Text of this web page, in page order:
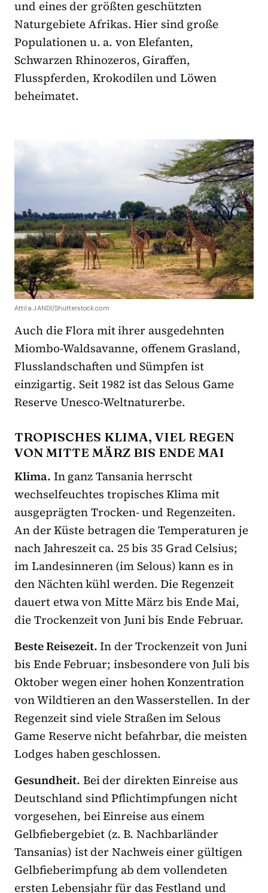
und eines der größten geschützten
Naturgebiete Afrikas. Hier sind große
Populationen u. a. von Elefanten,
Schwarzen Rhinozeros, Giraffen,
Flusspferden, Krokodilen und Löwen
beheimatet.
Attila JANDI/Shutterstock.com
Auch die Flora mit ihrer ausgedehnten
Miombo-Waldsavanne, offenem Grasland,
Flusslandschaften und Sümpfen ist
einzigartig. Seit 1982 ist das Selous Game
Reserve Unesco-Weltnaturerbe.
TROPISCHES KLIMA, VIEL REGEN
VON MITTE MÄRZ BIS ENDE MAI
Klima. In ganz Tansania herrscht
wechselfeuchtes tropisches Klima mit
ausgeprägten Trocken- und Regenzeiten.
An der Küste betragen die Temperaturen je
nach Jahreszeit ca. 25 bis 35 Grad Celsius;
im Landesinneren (im Selous) kann es in
den Nächten kühl werden. Die Regenzeit
dauert etwa von Mitte März bis Ende Mai,
die Trockenzeit von Juni bis Ende Februar.
Beste Reisezeit.In der Trockenzeit von Juni
bis Ende Februar; insbesondere von Juli bis
Oktober wegen einer hohen Konzentration
von Wildtieren an den Wasserstellen. In der
Regenzeit sind viele Straßen im Selous
Game Reserve nicht befahrbar, die meisten
Lodges haben geschlossen.
Gesundheit. Bei der direkten Einreise aus
Deutschland sind Pflichtimpfungen nicht
vorgesehen, bei Einreise aus einem
Gelbfiebergebiet (z. B. Nachbarländer
Tansanias) ist der Nachweis einer gültigen
Gelbfieberimpfung ab dem vollendeten
ersten Lebensjahr für das Festland und